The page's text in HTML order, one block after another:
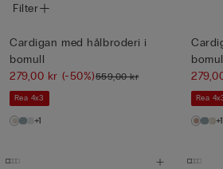
Filter
Cardigan med hålbroderi i
bomull
279,00 kr (-50%)559,00 kr
Rea 4x3
+1
Rea
+1